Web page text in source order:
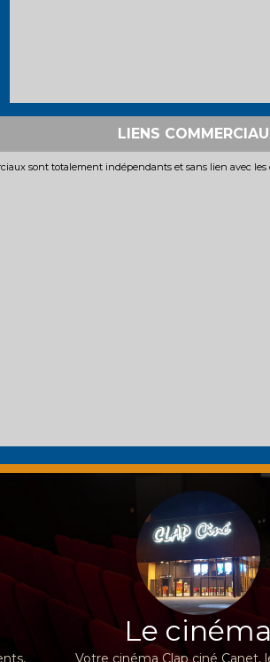
LIENS
sont totalement indépendants et sans lien avec
Le cinéma
Votre cinéma Clap ciné Canet,